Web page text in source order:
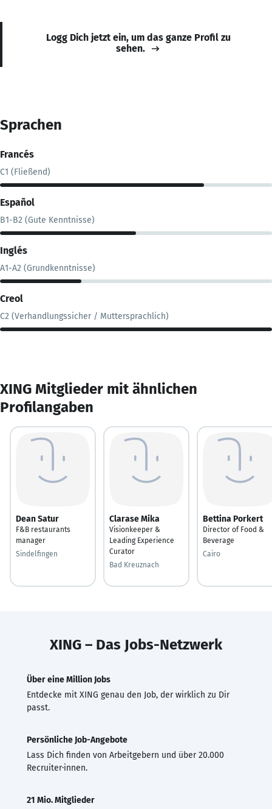
Logg Dich jetzt ein, um das ganze Profil zu
sehen.
Sprachen
Francés
C1 (Fließend)
Español
B1-B2 (Gute Kenntnisse)
Inglés
A1-A2 (Grundkenntnisse)
Creol
C2 (Verhandlungssicher / Muttersprachlich)
XING Mitglieder mit ähnlichen
Profilangaben
Dean Satur
F&B restaurants
manager
Sindelfingen
Clarase Mika
Visionkeeper &
Leading Experience
Curator
Bad Kreuznach
Bettina Porkert
Director of Food &
Beverage
Cairo
XING – Das Jobs-Netzwerk
Über eine Million Jobs
Entdecke mit XING genau den Job, der wirklich zu Dir
passt.
Persönliche Job-Angebote
Lass Dich finden von Arbeitgebern und über 20.000
Recruiter·innen.
21 Mio. Mitglieder